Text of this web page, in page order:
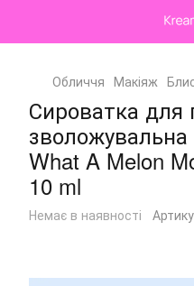
Обличчя Макіяж
Сироватка для
What A Melon
10 ml
Немає в наявності